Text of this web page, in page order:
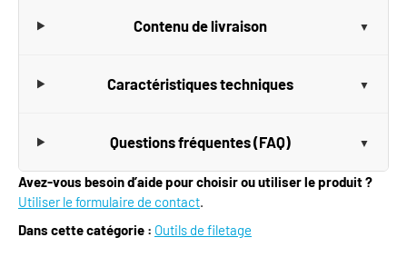
Contenu de livraison
Caractéristiques techniques
Questions fréquentes (FAQ)
Avez-vous besoin d’aide pour choisir ou utiliser le produit ?
Utiliser le formulaire de contact.
Dans cette catégorie : Outils de filetage